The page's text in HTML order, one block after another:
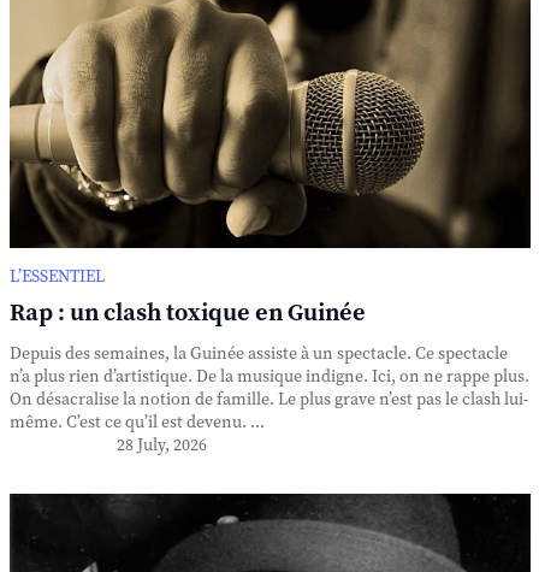
L’ESSENTIEL
Rap : un clash toxique en Guinée
Depuis des semaines, la Guinée assiste à un spectacle. Ce spectacle
n’a plus rien d’artistique. De la musique indigne. Ici, on ne rappe plus.
On désacralise la notion de famille. Le plus grave n’est pas le clash lui-
même. C’est ce qu’il est devenu. ...
28 July, 2026